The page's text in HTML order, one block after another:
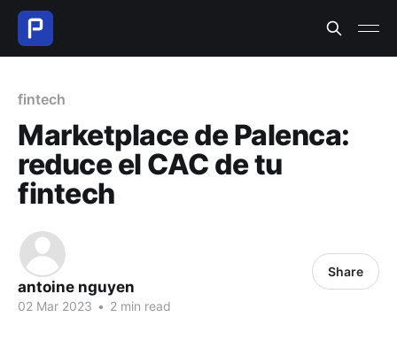
fintech
Marketplace de Palenca:
reduce el CAC de tu
fintech
antoine nguyen
02 Mar 2023 • 2 min read
Share